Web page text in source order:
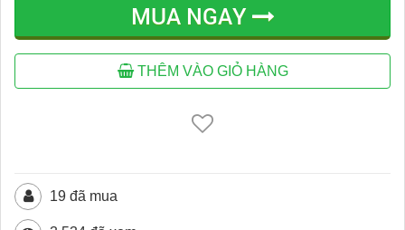
MUA NGAY
THÊM VÀO GIỎ HÀNG
19 đã mua